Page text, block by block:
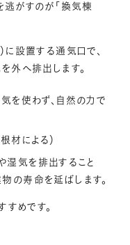
逃がすのが「換気棟
設置する通気口で、
外へ排出します。
を使わず、自然の力で
材による）
湿気を排出すること
の寿命を延ばします。
すめです。